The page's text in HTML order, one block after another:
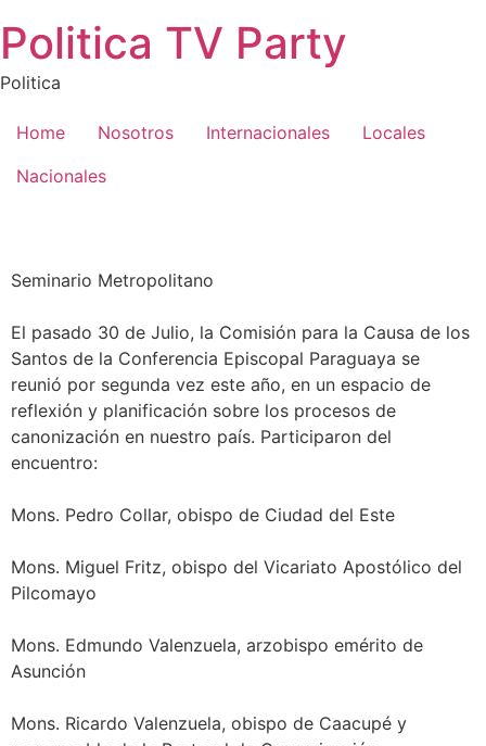
al
contenido
Politica TV Party
Politica
Home Nosotros Internacionales
Locales
Nacionales
Seminario Metropolitano
El pasado 30 de Julio, la Comisión para la Causa de los
Santos de la Conferencia Episcopal Paraguaya se
reunió por segunda vez este año, en un espacio de
reflexión y planificación sobre los procesos de
canonización en nuestro país. Participaron del
encuentro:
Mons. Pedro Collar, obispo de Ciudad del Este
Mons. Miguel Fritz, obispo del Vicariato Apostólico del
Pilcomayo
Mons. Edmundo Valenzuela, arzobispo emérito de
Asunción
Mons. Ricardo Valenzuela, obispo de Caacupé y